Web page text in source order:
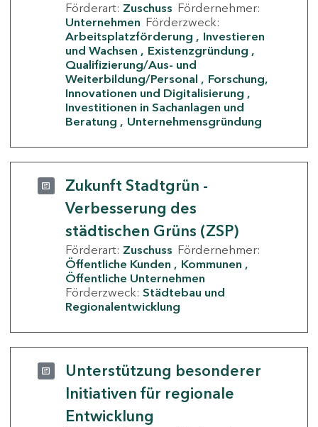
Förderart: Zuschuss Fördernehmer:
Unternehmen Förderzweck:
Arbeitsplatzförderung
Investieren
und Wachsen
Existenzgründung
Qualifizierung/Aus- und
Weiterbildung/Personal
Forschung,
Innovationen und Digitalisierung
Investitionen in Sachanlagen und
Beratung
Unternehmensgründung
Zukunft Stadtgrün -
Verbesserung des
städtischen Grüns (ZSP)
Förderart: Zuschuss Fördernehmer:
Öffentliche Kunden
Kommunen
Öffentliche Unternehmen
Förderzweck: Städtebau und
Regionalentwicklung
Unterstützung besonderer
Initiativen für regionale
Entwicklung